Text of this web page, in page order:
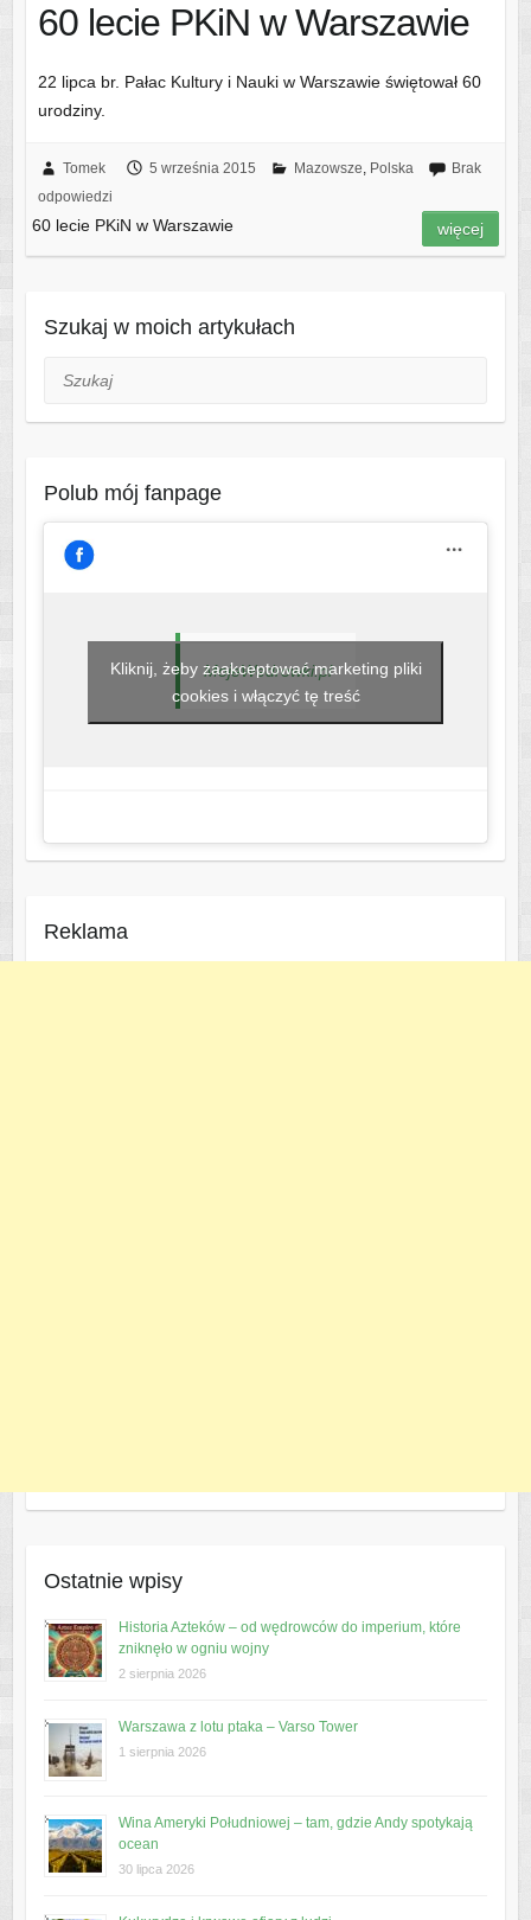
60 lecie PKiN w Warszawie
22 lipca br. Pałac Kultury i Nauki w Warszawie świętował 60
urodziny.
Tomek 5 września 2015 Mazowsze, Polska
Brak
odpowiedzi
60 lecie PKiN w Warszawie więcej
Szukaj w moich artykułach
Szukaj
Polub mój fanpage
MojeWedrowki.pl
Kliknij, żeby zaakceptować marketing pliki
cookies i włączyć tę treść
Reklama
Ostatnie wpisy
Historia Azteków – od wędrowców do imperium, które
zniknęło w ogniu wojny
2 sierpnia 2026
Warszawa z lotu ptaka – Varso Tower
1 sierpnia 2026
Wina Ameryki Południowej – tam, gdzie Andy spotykają
ocean
30 lipca 2026